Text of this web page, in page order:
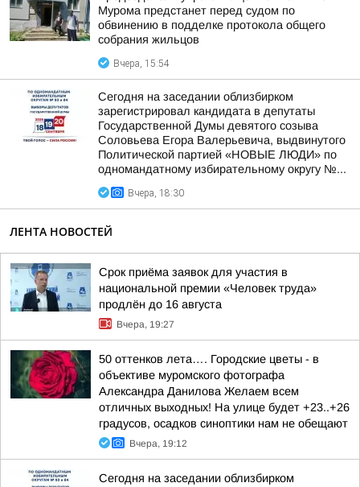
Мурома предстанет перед судом по
обвинению в подделке протокола общего
собрания жильцов
Вчера, 15:54
Сегодня на заседании облизбирком
зарегистрировал кандидата в депутаты
Государственной Думы девятого созыва
Соловьева Егора Валерьевича, выдвинутого
Политической партией «НОВЫЕ ЛЮДИ» по
одномандатному избирательному округу №...
Вчера, 18:30
ЛЕНТА НОВОСТЕЙ
Срок приёма заявок для участия в
национальной премии «Человек труда»
продлён до 16 августа
Вчера, 19:27
50 оттенков лета…. Городские цветы - в
объективе муромского фотографа
Александра Данилова Желаем всем
отличных выходных! На улице будет +23..+26
градусов, осадков синоптики нам не обещают
Вчера, 19:12
Сегодня на заседании облизбирком